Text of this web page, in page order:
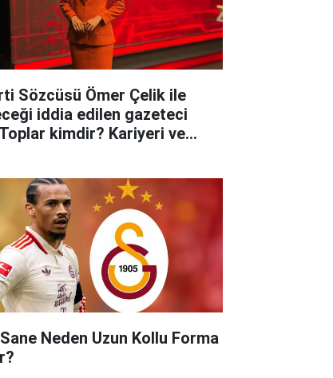
Sözcüsü Ömer Çelik ile
iddia edilen gazeteci
kimdir? Kariyeri ve
Neden Uzun Kollu Forma